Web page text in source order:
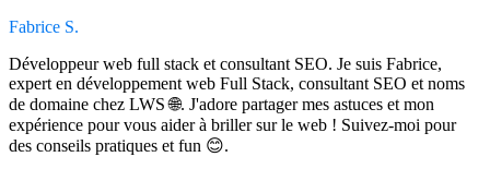
Fabrice S.
Développeur web full stack et consultant SEO. Je suis Fabrice,
expert en développement web Full Stack, consultant SEO et noms
de domaine chez LWS 🌐. J'adore partager mes astuces et mon
expérience pour vous aider à briller sur le web ! Suivez-moi pour
des conseils pratiques et fun 😊.